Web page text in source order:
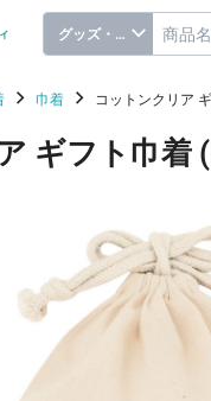
グッズ・ノベルティ
巾着 コットンクリア
ギフト巾着